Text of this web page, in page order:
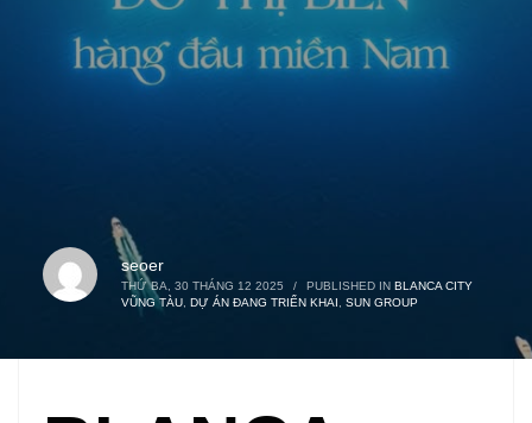
seoer
THỨ BA, 30 THÁNG 12 2025 / PUBLISHED IN BLANCA CITY
VŨNG TÀU DỰ ÁN ĐANG TRIỂN KHAI SUN GROUP